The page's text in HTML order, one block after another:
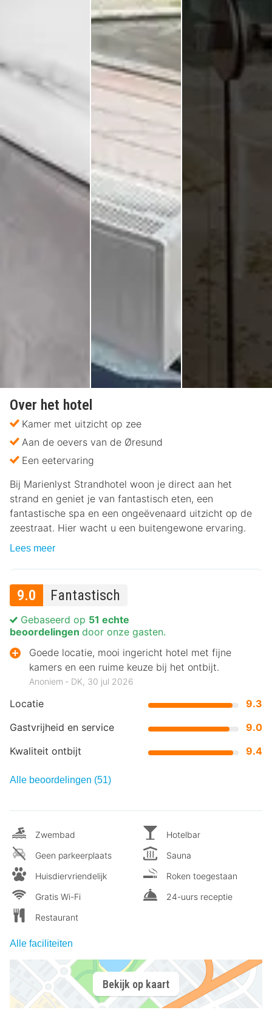
Over het hotel
Kamer met uitzicht op zee
Aan de oevers van de Øresund
Een eetervaring
Bij Marienlyst Strandhotel woon je direct aan het
strand en geniet je van fantastisch eten, een
fantastische spa en een ongeëvenaard uitzicht op de
zeestraat. Hier wacht u een buitengewone ervaring.
Lees meer
9.0 Fantastisch
Locatie
9.3
Gastvrijheid en service
9.0
Kwaliteit ontbijt
9.4
Gebaseerd op 51 echte
beoordelingen door onze gasten.
Goede locatie, mooi ingericht hotel met fijne
kamers en een ruime keuze bij het ontbijt.
Anoniem ‐ DK, 30 jul 2026
Alle beoordelingen (51)
Zwembad
Geen parkeerplaats
Huisdiervriendelijk
Gratis Wi-Fi
Restaurant
Hotelbar
Sauna
Roken toegestaan
24-uurs receptie
Alle faciliteiten
Bekijk op kaart